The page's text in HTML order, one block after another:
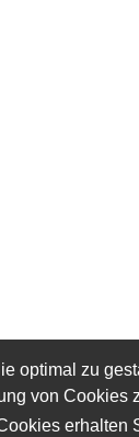
optimal zu
von Cookies
erhalten